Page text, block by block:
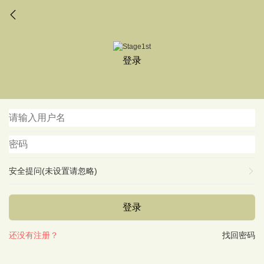
登录
安全提问(未设置请忽略)
登录
找回密码
还没有注册？